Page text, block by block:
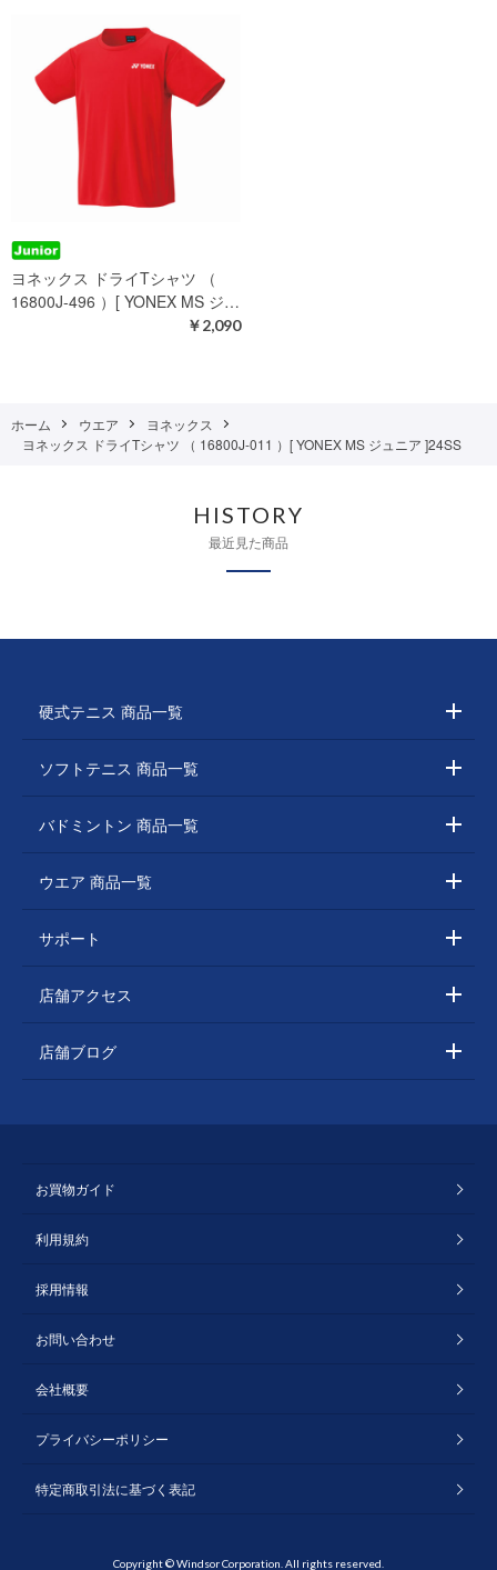
ヨネックス ドライTシャツ （
16800J-496 ）[ YONEX MS ジ…
￥2,090
ホーム ウエア
ヨネックス
ヨネックス ドライTシャツ （ 16800J-011 ）[ YONEX MS ジュニア ]24SS
HISTORY
最近見た商品
硬式テニス 商品一覧
ソフトテニス 商品一覧
バドミントン 商品一覧
ウエア 商品一覧
サポート
店舗アクセス
店舗ブログ
お買物ガイド
利用規約
採用情報
お問い合わせ
会社概要
プライバシーポリシー
特定商取引法に基づく表記
Copyright © Windsor Corporation. All rights reserved.